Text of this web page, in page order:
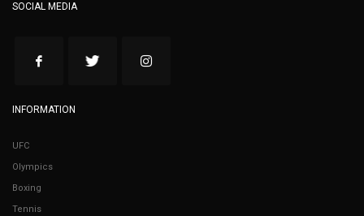
SOCIAL MEDIA
INFORMATION
UFC
Olympics
Boxing
Tennis